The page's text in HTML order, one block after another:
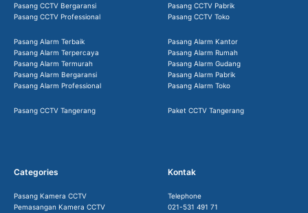
Pasang CCTV Bergaransi
Pasang CCTV Professional
Pasang Alarm Terbaik
Pasang Alarm Terpercaya
Pasang Alarm Termurah
Pasang Alarm Bergaransi
Pasang Alarm Professional
Pasang CCTV Tangerang
Pasang CCTV Pabrik
Pasang CCTV Toko
Pasang Alarm Kantor
Pasang Alarm Rumah
Pasang Alarm Gudang
Pasang Alarm Pabrik
Pasang Alarm Toko
Paket CCTV Tangerang
Categories
Pasang Kamera CCTV
Pemasangan Kamera CCTV
Kontak
Telephone
021-531 491 71